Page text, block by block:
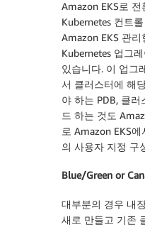
Amazon EKS로
Kubernetes 컨트
Amazon EKS 관
Kubernetes 업그
있습니다. 이 업그
서 클러스터에 해
야 하는 PDB, 클
드 하는 것도
로 Amazon EKS
의 사용자 지정 구
Blue/Green or
대부분의 경우 내
새로 만들고 기존